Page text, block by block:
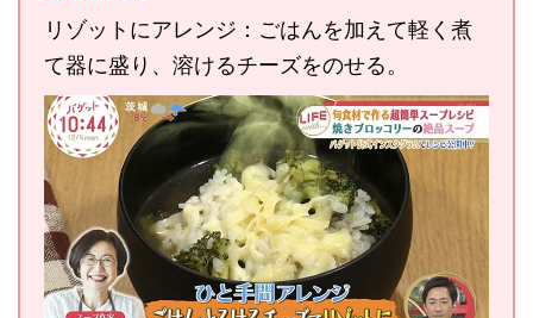
リゾットにアレンジ：ごはんを加えて軽く煮
て器に盛り、溶けるチーズをのせる。